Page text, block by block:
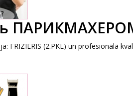
FRIZIERIS (2.PKL) un profesionālā